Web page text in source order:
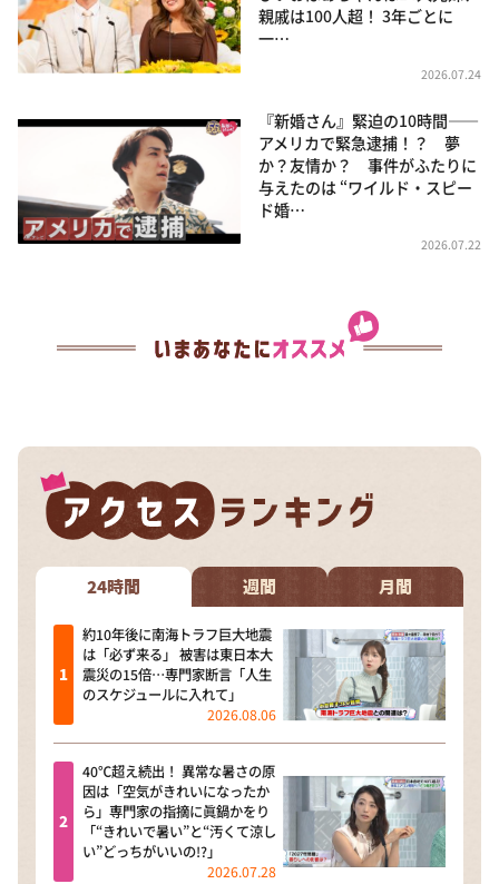
親戚は100人超！ 3年ごとに
一…
2026.07.24
『新婚さん』緊迫の10時間――
アメリカで緊急逮捕！？ 夢
か？友情か？ 事件がふたりに
与えたのは “ワイルド・スピー
ド婚…
2026.07.22
24時間 週間 月間
約10年後に南海トラフ巨大地震
は「必ず来る」 被害は東日本大
震災の15倍…専門家断言「人生
のスケジュールに入れて」
2026.08.06
40℃超え続出！ 異常な暑さの原
因は「空気がきれいになったか
ら」専門家の指摘に眞鍋かをり
「“きれいで暑い”と“汚くて涼し
い”どっちがいいの!?」
2026.07.28